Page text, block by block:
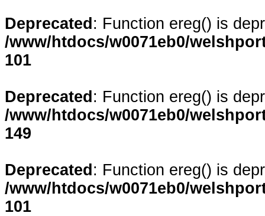
Deprecated : Function ereg() is
/www/htdocs/w0071eb0/
101
Deprecated : Function ereg() is
/www/htdocs/w0071eb0/
149
Deprecated : Function ereg() is
/www/htdocs/w0071eb0/
101